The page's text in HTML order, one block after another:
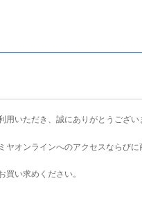
用いただき、誠にありがとうござい
ヤオンラインへのアクセスならびに
買い求めください。